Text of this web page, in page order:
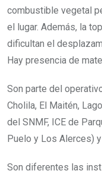
combustible vegetal
el lugar. Además, la
dificultan el
Hay presencia de
Son parte del
Cholila, El Maitén,
del SNMF, ICE de
Puelo y Los Alerces)
Son diferentes las